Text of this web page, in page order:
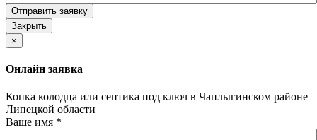
Отправить заявку
Закрыть
×
Онлайн заявка
Копка колодца или септика под ключ в Чаплыгинском районе
Липецкой области
Ваше имя *